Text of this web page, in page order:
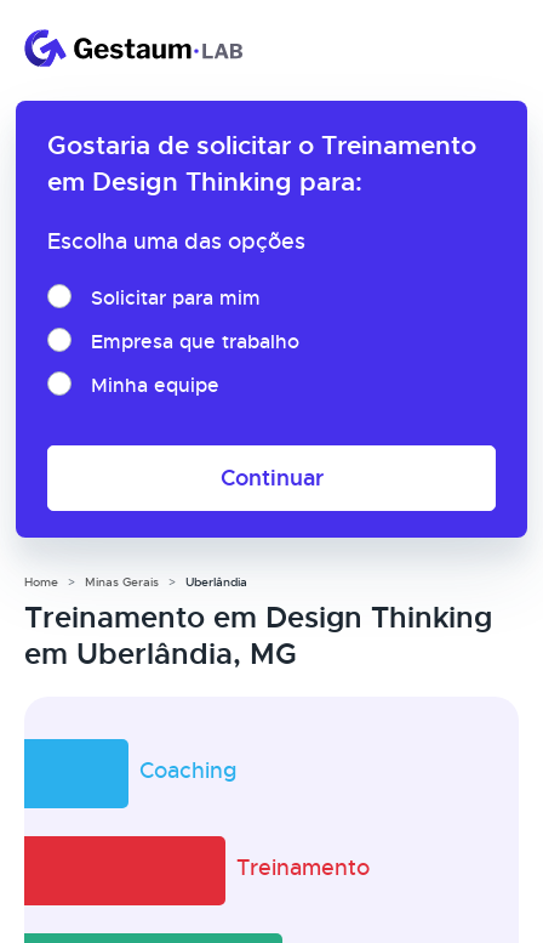
Gostaria de solicitar o Treinamento
em Design Thinking para:
Escolha uma das opções
Solicitar para mim
Empresa que trabalho
Minha equipe
Continuar
Home Minas Gerais Uberlândia
Treinamento em Design Thinking
em Uberlândia, MG